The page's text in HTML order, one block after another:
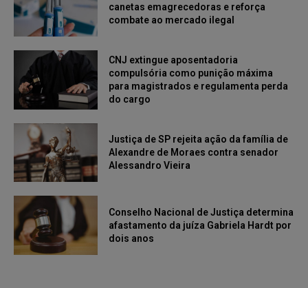
canetas emagrecedoras e reforça
combate ao mercado ilegal
CNJ extingue aposentadoria
compulsória como punição máxima
para magistrados e regulamenta perda
do cargo
Justiça de SP rejeita ação da família de
Alexandre de Moraes contra senador
Alessandro Vieira
Conselho Nacional de Justiça determina
afastamento da juíza Gabriela Hardt por
dois anos